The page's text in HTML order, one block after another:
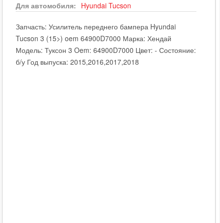
Для автомобиля: Hyundai Tucson
Запчасть: Усилитель переднего бампера Hyundai
Tucson 3 (15>) oem 64900D7000 Марка: Хендай
Модель: Туксон 3 Oem: 64900D7000 Цвет: - Состояние:
б/у Год выпуска: 2015,2016,2017,2018